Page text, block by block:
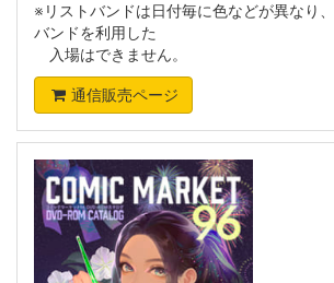
※リストバンドは日付毎に色などが異なり
バンドを利用した
入場はできません。
通信販売ページ